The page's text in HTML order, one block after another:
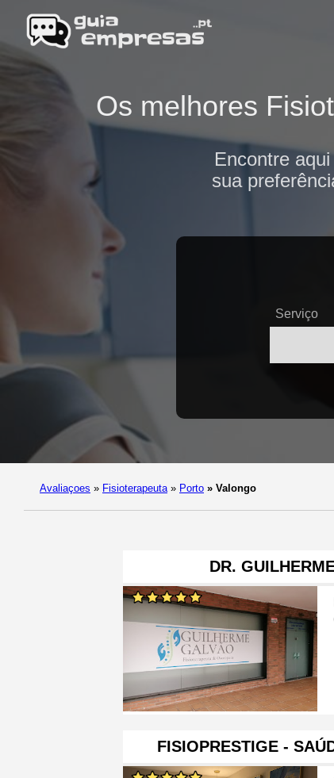
Os melhores
Encontre
sua
Serviço
Avaliaçoes » Fisioterapeuta » Porto » Valongo
DR.
FISIOPRESTIGE -